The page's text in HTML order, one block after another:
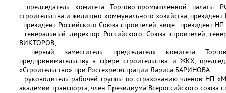
- председатель комитета Торгово-промышленной палаты
строительства и жилищно-коммунального хозяйства,
- президент Российского Союза строителей, вице - президент
- генеральный директор Российского Союза строителей,
ВИКТОРОВ;
- первый заместитель председателя комитета
предпринимательству в сфере строительства и ЖКХ,
«Строительство» при Ростехрегистрации Лариса БАРИНОВА;
- руководитель рабочей группы по страхованию членов НП
академии транспорта, член Президиума Всероссийского